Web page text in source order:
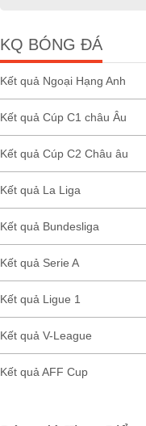
KQ BÓNG ĐÁ
Kết quả Ngoại Hạng Anh
Kết quả Cúp C1 châu Âu
Kết quả Cúp C2 Châu âu
Kết quả La Liga
Kết quả Bundesliga
Kết quả Serie A
Kết quả Ligue 1
Kết quả V-League
Kết quả AFF Cup